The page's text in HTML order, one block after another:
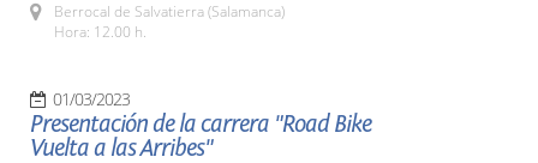
Berrocal de Salvatierra (Salamanca)
Hora: 12.00 h.
01/03/2023
Presentación de la carrera "Road Bike
Vuelta a las Arribes"